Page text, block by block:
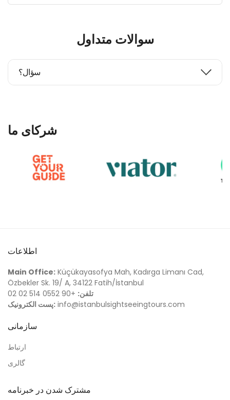
سوالات متداول
سؤال؟
شرکای ما
اطلاعات
Main Office: Küçükayasofya Mah, Kadırga Limanı Cad,
Özbekler Sk. 19/ A, 34122 Fatih/İstanbul
تلفن: +90 0552 514 02 02
پست الکترونیک: info@istanbulsightseeingtours.com
سازمانی
ارتباط
گالری
مشترک شدن در خبرنامه